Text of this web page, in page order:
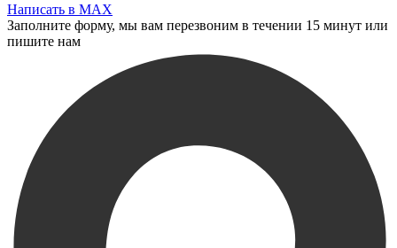
Написать в MAX
Заполните форму, мы вам перезвоним в течении 15 минут или
пишите нам